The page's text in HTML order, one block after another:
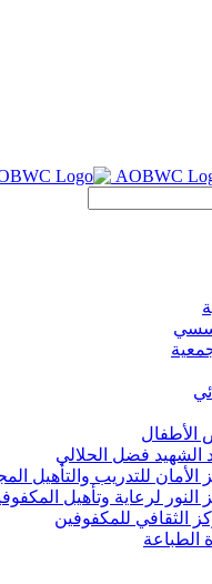
الأطفال
الشهيد فضل الحلالي
الأمان للتدريب والتأهيل
النور لرعاية وتأهيل
الثقافي للمكفوفين
الطباعة